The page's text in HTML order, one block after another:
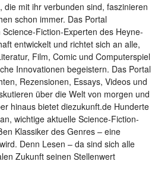
die mit ihr verbunden sind, faszinieren
schon immer. Das Portal
Fiction-Experten des Heyne-
entwickelt und richtet sich an alle,
Film, Comic und Computerspiel
Innovationen begeistern. Das Portal
Rezensionen, Essays, Videos und
über die Welt von morgen und
hinaus bietet diezukunft.de Hunderte
wichtige aktuelle Science-Fiction-
Klassiker des Genres – eine
Denn Lesen – da sind sich alle
Zukunft seinen Stellenwert